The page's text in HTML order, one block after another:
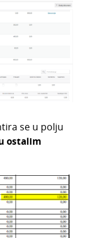
se u polju
ostalim